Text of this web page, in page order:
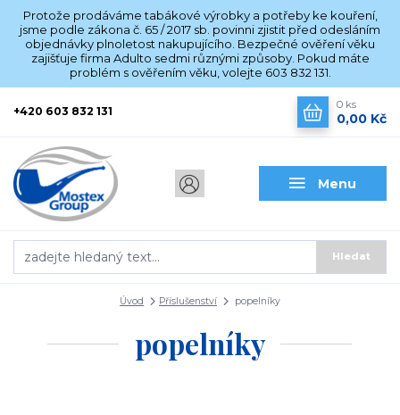
Protože prodáváme tabákové výrobky a potřeby ke kouření,
jsme podle zákona č. 65 / 2017 sb. povinni zjistit před odesláním
objednávky plnoletost nakupujícího. Bezpečné ověření věku
zajišťuje firma Adulto sedmi různými způsoby. Pokud máte
problém s ověřením věku, volejte 603 832 131.
Menu
Hledat
+420 603 832 131
0 ks
0,00 Kč
Úvod Příslušenství popelníky
popelníky